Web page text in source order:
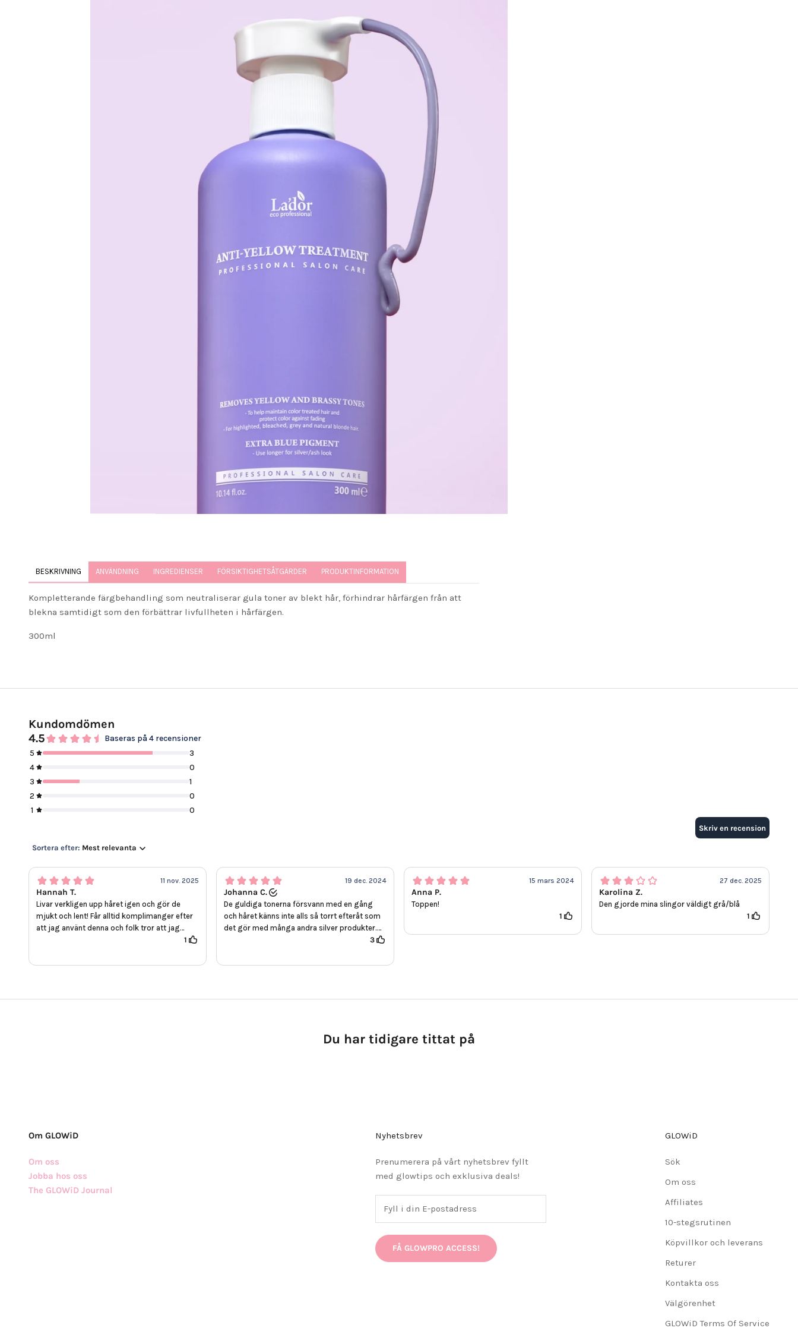
BESKRIVNING ANVÄNDNING INGREDIENSER FÖRSIKTIGHETSÅTGÄRDER PRODUKTINFORMATION
Kompletterande färgbehandling som neutraliserar gula toner av blekt hår, förhindrar hårfärgen från att
blekna samtidigt som den förbättrar livfullheten i hårfärgen.
300ml
Kundomdömen
4.5
Baseras på 4 recensioner
5
3
4
0
3
1
2
0
1
0
Skriv en recension
Sortera efter: Mest relevanta
11 nov. 2025
Hannah T.
Livar verkligen upp håret igen och gör de
mjukt och lent! Får alltid komplimanger efter
att jag använt denna och folk tror att jag
1
19 dec. 2024
Johanna C.
De guldiga tonerna försvann med en gång
och håret känns inte alls så torrt efteråt som
det gör med många andra silver produkter.
3
15 mars 2024
Anna P.
Toppen!
1
27 dec. 2025
Karolina Z.
Den gjorde mina slingor väldigt grå/blå
1
Du har tidigare tittat på
Om GLOWiD
Om oss
Jobba hos oss
The GLOWiD Journal
Nyhetsbrev
Prenumerera på vårt nyhetsbrev fyllt
med glowtips och exklusiva deals!
FÅ GLOWPRO ACCESS!
GLOWiD
Sök
Om oss
Affiliates
10-stegsrutinen
Köpvillkor och leverans
Returer
Kontakta oss
Välgörenhet
GLOWiD Terms Of Service